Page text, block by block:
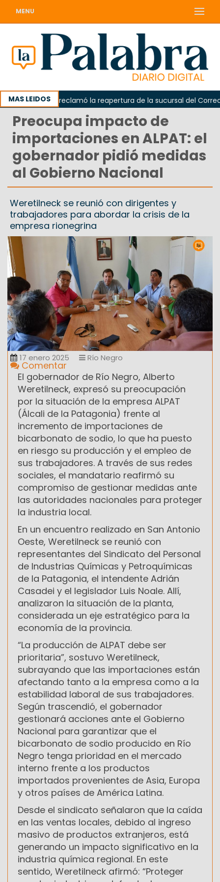
MENU
MAS LEIDOS
Odarda reclamó la reapertura de la sucursal del Correo
Preocupa impacto de
importaciones en ALPAT: el
gobernador pidió medidas
al Gobierno Nacional
Weretilneck se reunió con dirigentes y
trabajadores para abordar la crisis de la
empresa rionegrina
17 enero 2025 Río Negro
Comentar
El gobernador de Río Negro, Alberto
Weretilneck, expresó su preocupación
por la situación de la empresa ALPAT
(Álcali de la Patagonia) frente al
incremento de importaciones de
bicarbonato de sodio, lo que ha puesto
en riesgo su producción y el empleo de
sus trabajadores. A través de sus redes
sociales, el mandatario reafirmó su
compromiso de gestionar medidas ante
las autoridades nacionales para proteger
la industria local.
En un encuentro realizado en San Antonio
Oeste, Weretilneck se reunió con
representantes del Sindicato del Personal
de Industrias Químicas y Petroquímicas
de la Patagonia, el intendente Adrián
Casadei y el legislador Luis Noale. Allí,
analizaron la situación de la planta,
considerada un eje estratégico para la
economía de la provincia.
“La producción de ALPAT debe ser
prioritaria”, sostuvo Weretilneck,
subrayando que las importaciones están
afectando tanto a la empresa como a la
estabilidad laboral de sus trabajadores.
Según trascendió, el gobernador
gestionará acciones ante el Gobierno
Nacional para garantizar que el
bicarbonato de sodio producido en Río
Negro tenga prioridad en el mercado
interno frente a los productos
importados provenientes de Asia, Europa
y otros países de América Latina.
Desde el sindicato señalaron que la caída
en las ventas locales, debido al ingreso
masivo de productos extranjeros, está
generando un impacto significativo en la
industria química regional. En este
sentido, Weretilneck afirmó: “Proteger